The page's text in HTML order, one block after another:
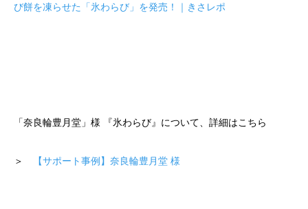
び餅を凍らせた「氷わらび」を発売！｜きさレポ
「奈良輪豊月堂」様 『氷わらび』について、詳細はこちら
＞ 【サポート事例】奈良輪豊月堂 様